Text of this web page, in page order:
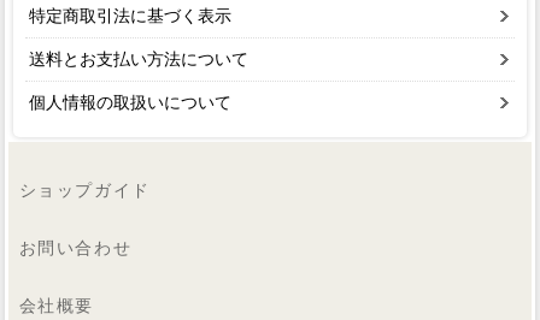
特定商取引法に基づく表示
送料とお支払い方法について
個人情報の取扱いについて
ショップガイド
お問い合わせ
会社概要